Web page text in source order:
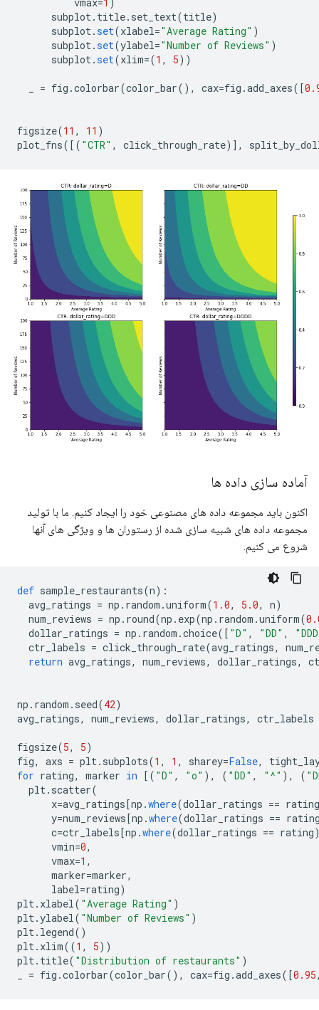
subplot. title. set_text(title)
subplot.set(xlabel="Average Rating" )
subplot.set(ylabel="Number of Reviews" )
subplot.set(xlim=(1 , 5))
= fig .colorbar(color_bar(), cax=fig .add_axes([
figsize(11 , 11 )
plot_fns([( "CTR" , click_through_rate)],
آماده سازی داده ها
اکنون باید مجموعه داده های مصنوعی خود را ایجاد کنیم. ما با تولید
مجموعه داده های شبیه سازی شده از رستوران ها و ویژگی های آنها
شروع می کنیم.
def sample_restaurants(n):
avg_ratings = np . random .uniform(1.0, 5.0, n)
num_reviews = np . round(np . exp(np . random .uniform(
dollar_ratings = np . random .choice([ "D" , "DD" ,
ctr_labels = click_through_rate(avg_ratings,
return avg_ratings, num_reviews, dollar_ratings,
np . random . seed(42)
avg_ratings, num_reviews, dollar_ratings, ctr_labels
figsize(5, 5)
fig, axs = plt. subplots(1 , 1 , sharey=False,
for rating, marker in [( "D" , "o" ), ( "DD" , "^" ), (
plt. scatter(
x=avg_ratings [np .where(dollar_ratings == rating
y=num_reviews [np .where(dollar_ratings ==
c=ctr_labels [np .where(dollar_ratings == rating
vmin=0,
vmax=1 ,
marker=marker,
label=rating)
plt. xlabel( "Average Rating" )
plt.ylabel( "Number of Reviews" )
plt. legend()
plt. xlim((1 , 5))
plt. title( "Distribution of restaurants" )
= fig .colorbar(color_bar(), cax=fig .add_axes([0.95